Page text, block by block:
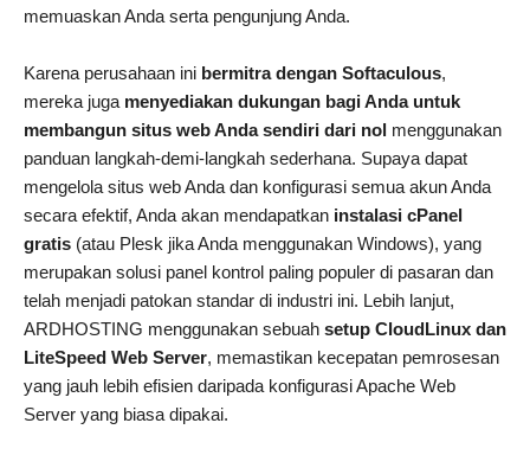
memuaskan Anda serta pengunjung Anda.
Karena perusahaan ini bermitra dengan Softaculous,
mereka juga menyediakan dukungan bagi Anda untuk
membangun situs web Anda sendiri dari nol menggunakan
panduan langkah-demi-langkah sederhana. Supaya dapat
mengelola situs web Anda dan konfigurasi semua akun Anda
secara efektif, Anda akan mendapatkan instalasi cPanel
gratis (atau Plesk jika Anda menggunakan Windows), yang
merupakan solusi panel kontrol paling populer di pasaran dan
telah menjadi patokan standar di industri ini. Lebih lanjut,
ARDHOSTING menggunakan sebuah setup CloudLinux dan
LiteSpeed Web Server, memastikan kecepatan pemrosesan
yang jauh lebih efisien daripada konfigurasi Apache Web
Server yang biasa dipakai.